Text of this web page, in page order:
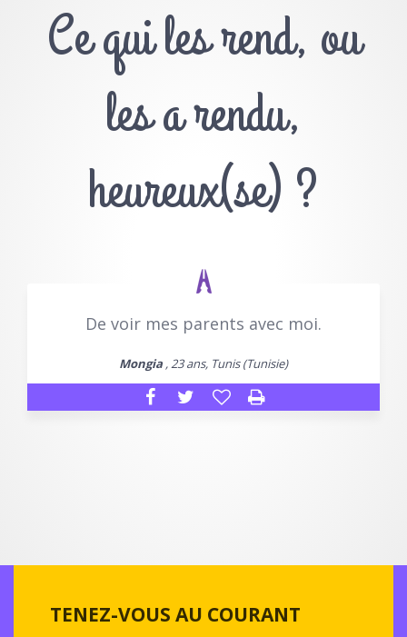
Ce qui les rend, ou
les a rendu,
heureux(se) ?
De voir mes parents avec moi.
Mongia , 23 ans, Tunis (Tunisie)
TENEZ-VOUS AU COURANT